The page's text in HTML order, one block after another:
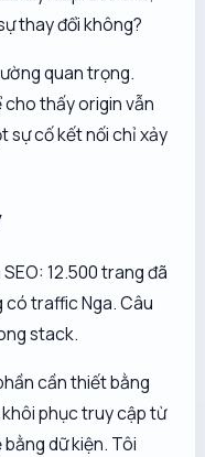
thay đổi không?
quan trọng.
thấy origin vẫn
sự cố kết nối chỉ xảy
12.500 trang đã
có traffic Nga. Câu
stack.
cần thiết bằng
phục truy cập từ
dữ kiện. Tôi